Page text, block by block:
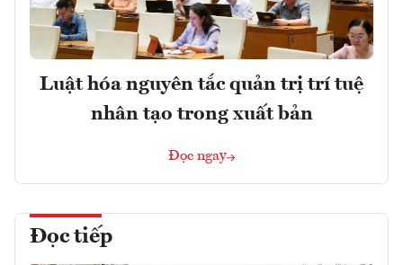
Luật hóa nguyên tắc quản trị trí tuệ
nhân tạo trong xuất bản
Đọc ngay
Đọc tiếp